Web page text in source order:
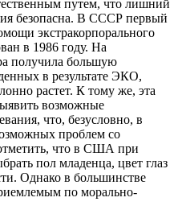
путем, что лишний
безопасна. В СССР первый
экстракорпорального
в 1986 году. На
получила большую
в результате ЭКО,
растет. К тому же, эта
возможные
что, безусловно, в
проблем со
что в США при
пол младенца, цвет глаз
Однако в большинстве
по морально-